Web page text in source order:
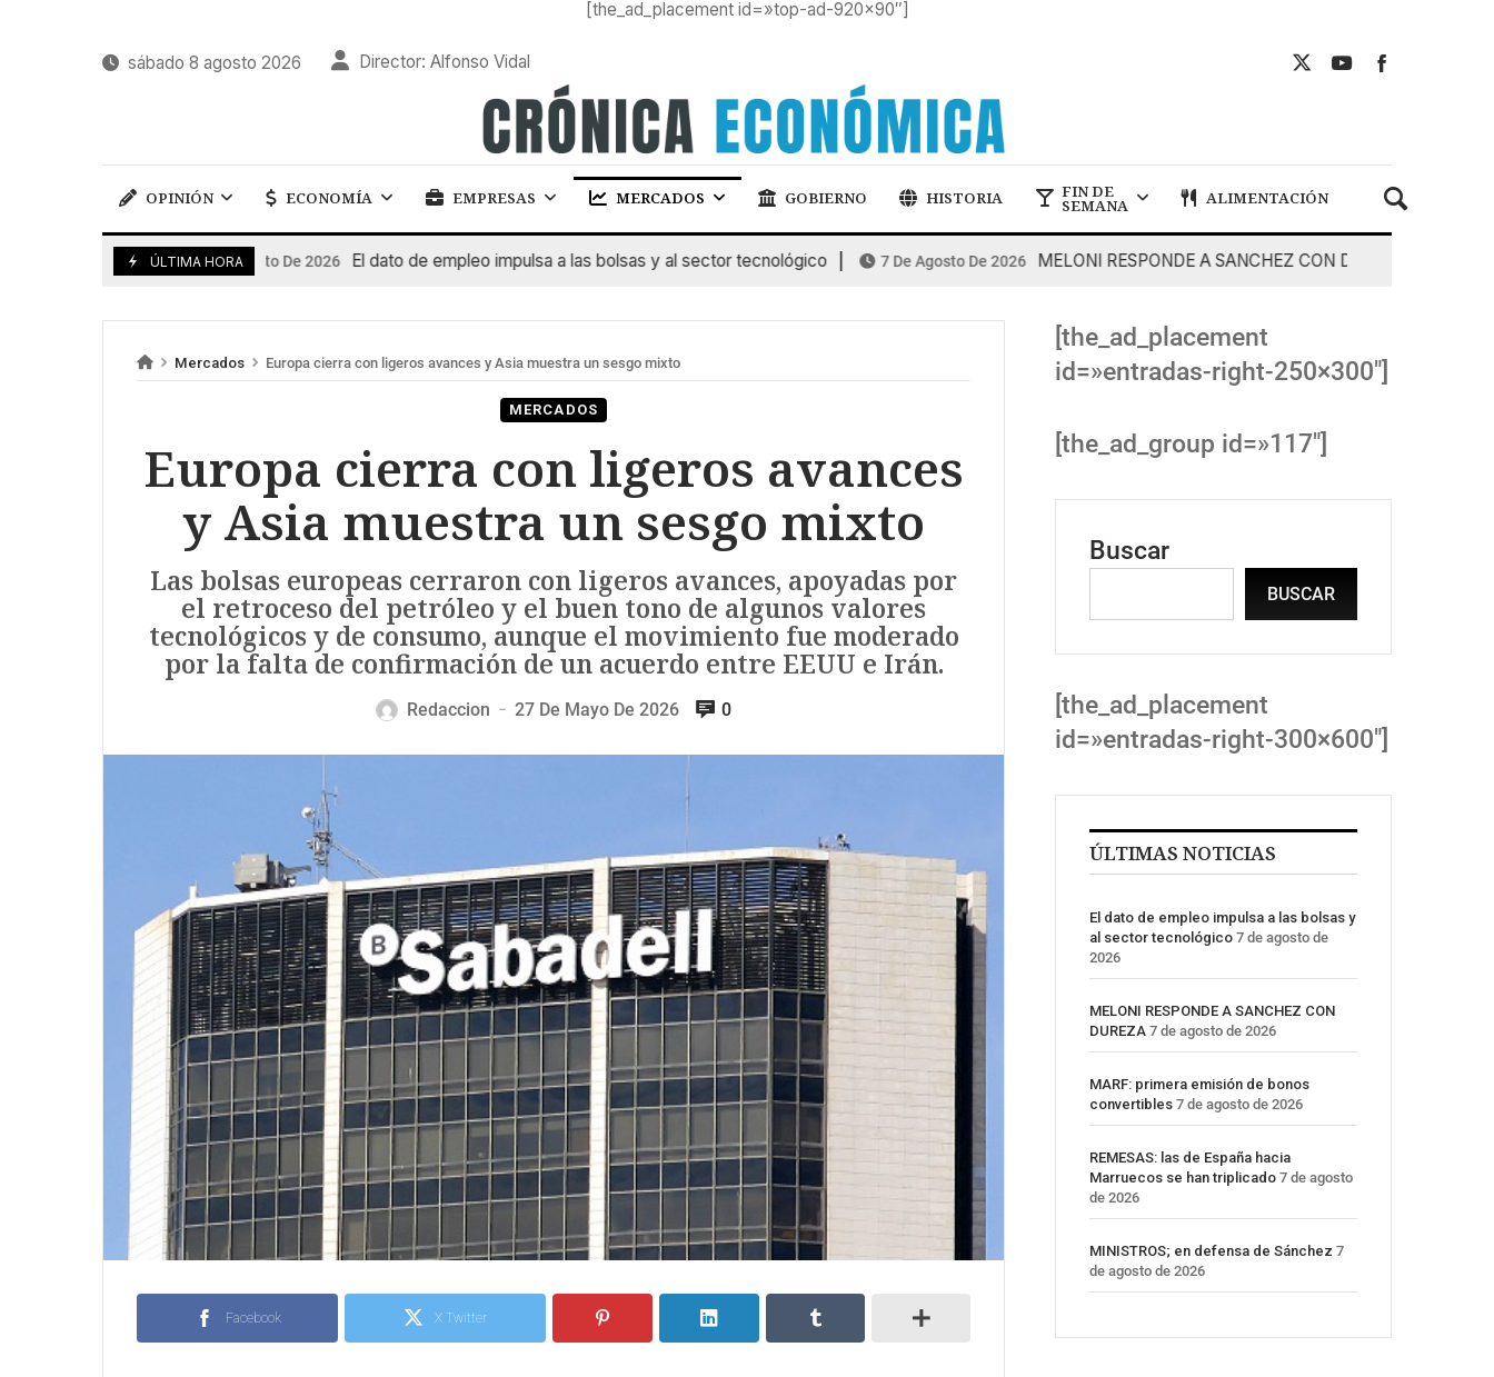
[the_ad_placement id=»top-ad-920×90″]
sábado 8 agosto 2026 Director: Alfonso Vidal
OPINIÓN ECONOMÍA EMPRESAS MERCADOS GOBIERNO HISTORIA FIN DE
SEMANA ALIMENTACIÓN
ÚLTIMA HORA
7 De Agosto De 2026 El dato de empleo impulsa a las bolsas y al sector tecnológico 7 De Agosto De 2026 MELONI RESPONDE A SANCHEZ CON DUREZA
Mercados Europa cierra con ligeros avances y Asia muestra un sesgo mixto
MERCADOS
Europa cierra con ligeros avances
y Asia muestra un sesgo mixto
Las bolsas europeas cerraron con ligeros avances, apoyadas por
el retroceso del petróleo y el buen tono de algunos valores
tecnológicos y de consumo, aunque el movimiento fue moderado
por la falta de confirmación de un acuerdo entre EEUU e Irán.
Redaccion — 27 De Mayo De 2026 0
Facebook X Twitter
[the_ad_placement
id=»entradas-right-250×300″]
[the_ad_group id=»117″]
Buscar
BUSCAR
[the_ad_placement
id=»entradas-right-300×600″]
ÚLTIMAS NOTICIAS
El dato de empleo impulsa a las bolsas y
al sector tecnológico 7 de agosto de
2026
MELONI RESPONDE A SANCHEZ CON
DUREZA 7 de agosto de 2026
MARF: primera emisión de bonos
convertibles 7 de agosto de 2026
REMESAS: las de España hacia
Marruecos se han triplicado 7 de agosto
de 2026
MINISTROS; en defensa de Sánchez 7
de agosto de 2026